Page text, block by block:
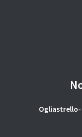
Ogliastrello-